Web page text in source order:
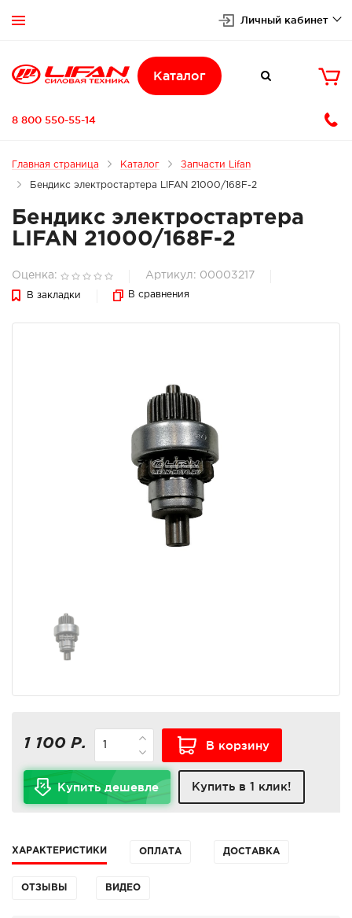
 Личный кабинет
Каталог  
8 800 550-55-14
Главная страница Каталог Запчасти Lifan
Бендикс электростартера LIFAN 21000/168F-2
Бендикс электростартера
LIFAN 21000/168F-2
Оценка: Артикул: 00003217
В закладки В сравнения
1 100 Р. В корзину
Купить дешевле Купить в 1 клик!
ХАРАКТЕРИСТИКИ ОПЛАТА ДОСТАВКА
ОТЗЫВЫ ВИДЕО